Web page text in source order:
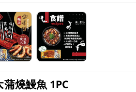
燒鰻魚 1PC